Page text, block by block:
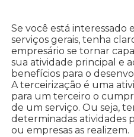
Se você está interessado
serviços gerais, tenha
empresário se tornar
sua atividade principal e
benefícios para o
A terceirização é uma
para um terceiro o
de um serviço. Ou seja,
determinadas atividades
ou empresas as realizem.